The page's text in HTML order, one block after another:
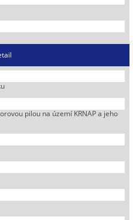
pilou na území KRNAP a jeho